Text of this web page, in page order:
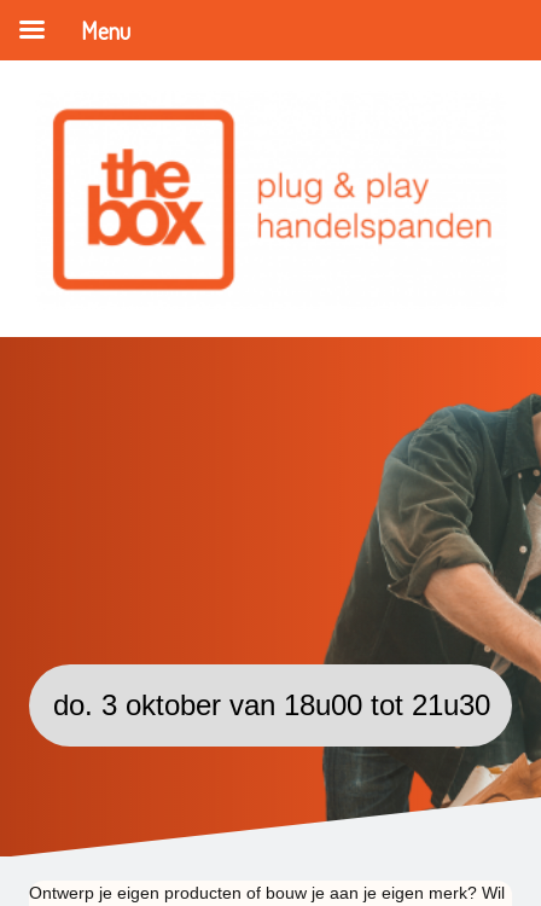
Hoe investeerders vinden
Leer- en netwerkavond in
do. 3 oktober van 18u00 tot 21u30
Ontwerp je eigen producten of bouw je aan je eigen merk? Wil
Menu